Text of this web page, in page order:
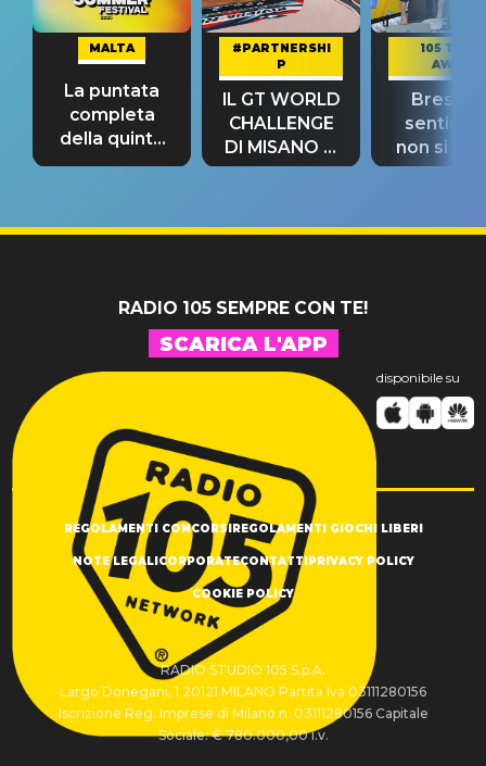
MALTA
La puntata
completa
della quinta
tappa
#PARTNERSHI
P
IL GT WORLD
CHALLENGE
DI MISANO si
riconferma
105 TAKE
AWAY
Bresh:
non si
fino alla
RADIO 105 SEMPRE CON TE!
SCARICA L'APP
disponibile su
REGOLAMENTI CONCORSI REGOLAMENTI GIOCHI LIBERI
NOTE LEGALI CORPORATECONTATTI PRIVACY POLICY
COOKIE POLICY
RADIO STUDIO 105 S.p.A.
Largo Donegani, 1 20121 MILANO Partita Iva 03111280156
Iscrizione Reg. Imprese di Milano n. 03111280156 Capitale
Sociale: € 780.000,00 i.v.